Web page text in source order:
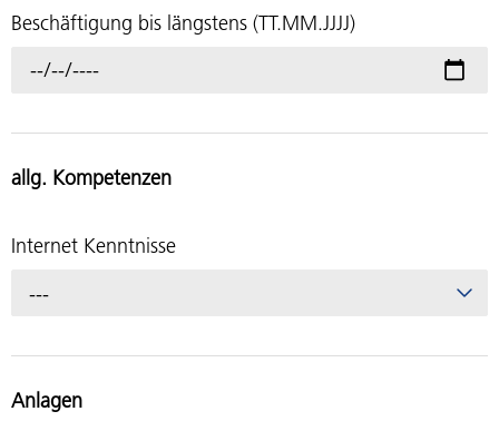
Beschäftigung bis längstens (TT.MM.JJJJ)
allg. Kompetenzen
Internet Kenntnisse
---
Anlagen